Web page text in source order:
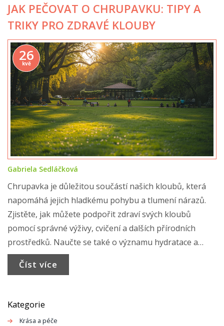
JAK PEČOVAT O CHRUPAVKU: TIPY A
TRIKY PRO ZDRAVÉ KLOUBY
26
kvě
Gabriela Sedláčková
Chrupavka je důležitou součástí našich kloubů, která
napomáhá jejich hladkému pohybu a tlumení nárazů.
Zjistěte, jak můžete podpořit zdraví svých kloubů
pomocí správné výživy, cvičení a dalších přírodních
prostředků. Naučte se také o významu hydratace a
rolích vitamínů a minerálů ve zdraví chrupavky. Tento
článek nabízí praktické rady a triky, jak pečovat o
Číst více
Kategorie
Krása a péče